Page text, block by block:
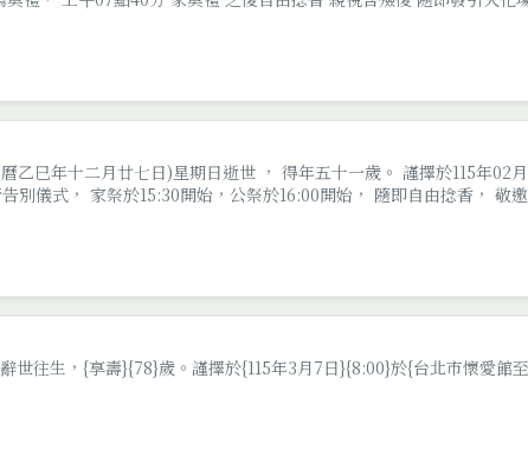
乙巳年十二月廿七日)星期日逝世 ， 得年五十一歲。 謹擇於115年02
別儀式， 家祭於15:30開始，公祭於16:00開始， 隨即自由捻香， 敬
世往生，{享壽}{78}歲。謹擇於{115年3月7日}{8:00}於{台北市懷愛館